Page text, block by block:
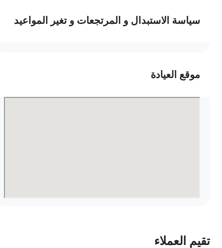
سياسة الاستبدال و المرتجعات و تغير المواعيد
موقع العيادة
العملاء